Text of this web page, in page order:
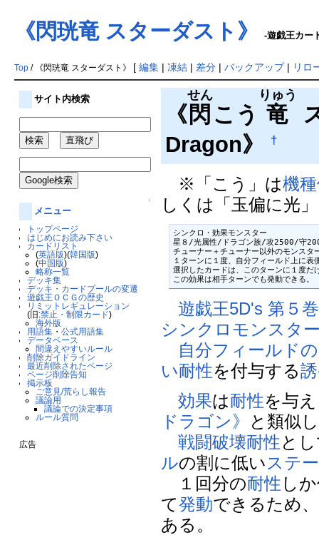
《閃珖竜 スターダスト》 -遊戯王カー
Top/ 《閃珖竜 スターダスト》 [ 編集| 凍結| 差分| バックアップ| リロ
サイト内検索
↑
メニュー
トップページ
はじめにお読み下さい
カードリスト
(英語版)(韓国版)
(中国版)
略称一覧
デッキ集
デッキ・カードプールの変遷
遊戯王ＯＣＧの歴史
リミットレギュレーション
(旧:禁止・制限カード)
海外版
用語集 ・公式用語集
データベース
間違えやすいルール
削除ガイドライン
最近削除されたページ
ページ削除告知
掲示板
ご意見/荒らし報告
議論用
議論での決定事項
ルール質問
広告
《 閃
せん
こう 竜
りゅう
Dragon》
†
※「こう」は機
しくは「玉偏に光
シンクロ・効果モンスター
星８/光属性/ドラゴン族/攻2500/守
チューナー＋チューナー以外のモンスタ
１ターンに１度、自分フィールド上に
選択したカードは、このターンに１度だ
この効果は相手ターンでも発動できる。
遊戯王5D's 第５
シンクロモンスタ
自分フィールド
い耐性を付与する
効果は耐性を与
ドラゴン》
と類似
戦闘破壊耐性と
ルの割に低い ステ
１回分の耐性 し
て発動できるため
ある。